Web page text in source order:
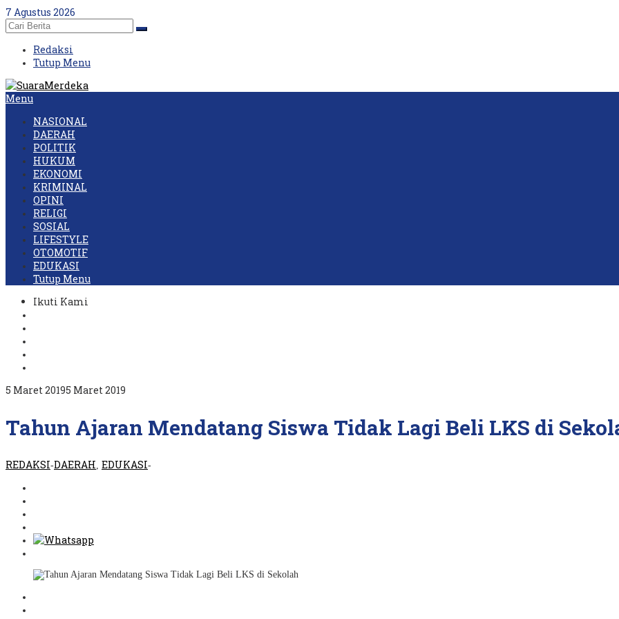
Skip
to
content
7 Agustus 2026
Redaksi
Tutup Menu
Menu
NASIONAL
DAERAH
POLITIK
HUKUM
EKONOMI
KRIMINAL
OPINI
RELIGI
SOSIAL
LIFESTYLE
OTOMOTIF
EDUKASI
Tutup Menu
Ikuti Kami
5 Maret 20195 Maret 2019
Tahun Ajaran Mendatang Siswa Tidak Lagi Beli LKS di
REDAKSI-DAERAH EDUKASI-